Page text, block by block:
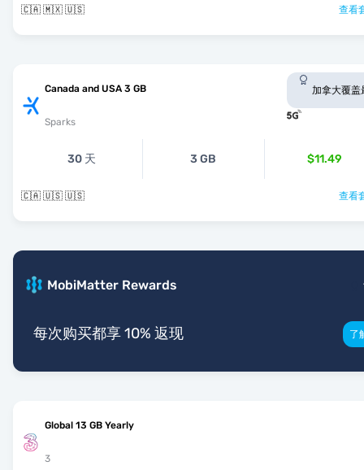
🇨🇦 🇲🇽 🇺🇸 查看
Canada and USA 3 GB
Sparks
加拿大覆盖
30 天 3 GB $11.49
🇨🇦 🇺🇸 🇺🇸 查看
MobiMatter Rewards
每次购买都享 10% 返现 了
Global 13 GB Yearly
3